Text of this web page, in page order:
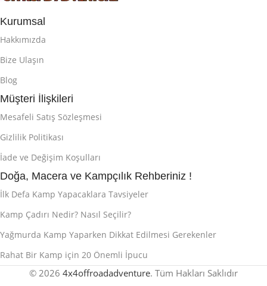
Kurumsal
Hakkımızda
Bize Ulaşın
Blog
Müşteri İlişkileri
Mesafeli Satış Sözleşmesi
Gizlilik Politikası
İade ve Değişim Koşulları
Doğa, Macera ve Kampçılık Rehberiniz !
İlk Defa Kamp Yapacaklara Tavsiyeler
Kamp Çadırı Nedir? Nasıl Seçilir?
Yağmurda Kamp Yaparken Dikkat Edilmesi Gerekenler
Rahat Bir Kamp için 20 Önemli İpucu
© 2026 4x4offroadadventure. Tüm Hakları Saklıdır